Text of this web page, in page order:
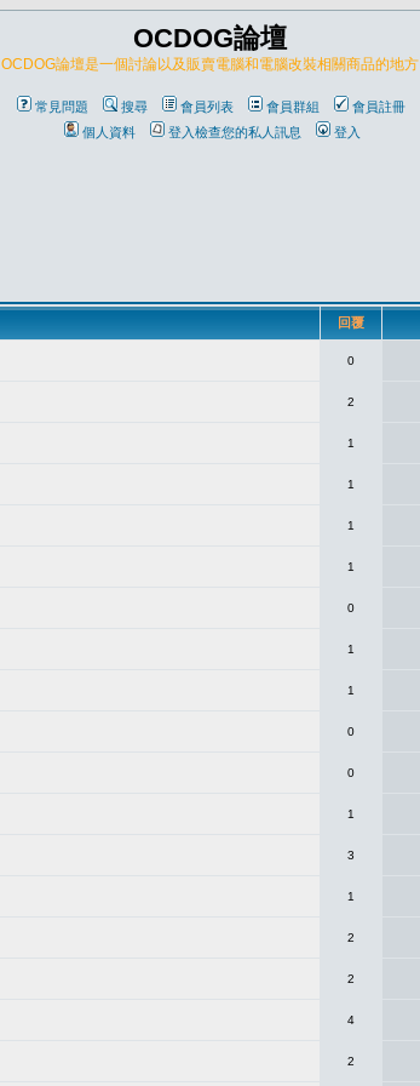
OCDOG論壇
OCDOG論壇是一個討論以及販賣電腦和電腦改裝相關商品的地方
常見問題 搜尋 會員列表 會員群組
會員註冊
個人資料
登入檢查您的私人訊息 登入
回覆
0
2
1
1
1
1
0
1
1
0
0
1
3
1
2
2
4
2